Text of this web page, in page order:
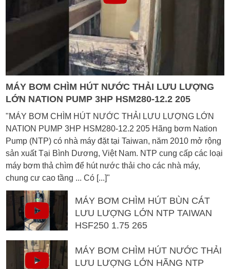
MÁY BƠM CHÌM HÚT NƯỚC THẢI LƯU LƯỢNG
LỚN NATION PUMP 3HP HSM280-12.2 205
"MÁY BƠM CHÌM HÚT NƯỚC THẢI LƯU LƯỢNG LỚN
NATION PUMP 3HP HSM280-12.2 205 Hãng bơm Nation
Pump (NTP) có nhà máy đặt tại Taiwan, năm 2010 mở rộng
sản xuất Tại Bình Dương, Việt Nam. NTP cung cấp các loại
máy bơm thả chìm để hút nước thải cho các nhà máy,
chung cư cao tầng ... Có [...]"
MÁY BƠM CHÌM HÚT BÙN CÁT
LƯU LƯỢNG LỚN NTP TAIWAN
HSF250 1.75 265
MÁY BƠM CHÌM HÚT NƯỚC THẢI
LƯU LƯỢNG LỚN HÃNG NTP